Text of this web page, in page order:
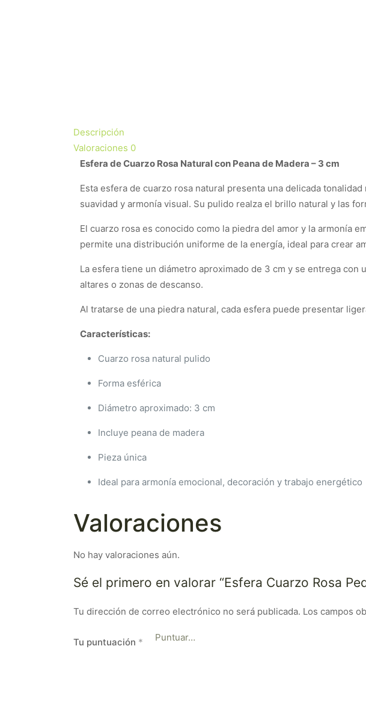
Descripción
Valoraciones 0
Esfera de Cuarzo Rosa Natural con Peana de Madera – 3 cm
Esta esfera de cuarzo rosa natural presenta una delicada
suavidad y armonía visual. Su pulido realza el brillo natural y las
El cuarzo rosa es conocido como la piedra del amor y la armonía
permite una distribución uniforme de la energía, ideal para crear
La esfera tiene un diámetro aproximado de 3 cm y se entrega
altares o zonas de descanso.
Al tratarse de una piedra natural, cada esfera puede presentar
Características:
Cuarzo rosa natural pulido
Forma esférica
Diámetro aproximado: 3 cm
Incluye peana de madera
Pieza única
Ideal para armonía emocional, decoración y trabajo energético
Valoraciones
No hay valoraciones aún.
Sé el primero en valorar “Esfera Cuarzo Rosa
Tu dirección de correo electrónico no será publicada. Los campos
Tu puntuación *